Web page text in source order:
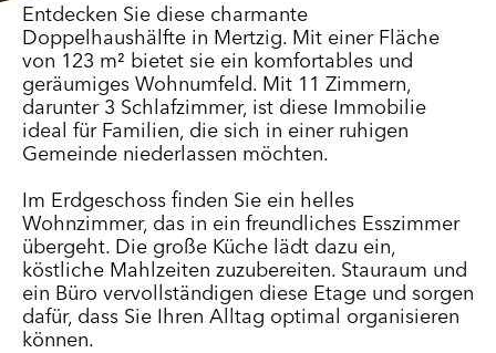
Entdecken Sie diese charmante
Doppelhaushälfte in Mertzig. Mit einer Fläche
von 123 m² bietet sie ein komfortables und
geräumiges Wohnumfeld. Mit 11 Zimmern,
darunter 3 Schlafzimmer, ist diese Immobilie
ideal für Familien, die sich in einer ruhigen
Gemeinde niederlassen möchten.
Im Erdgeschoss finden Sie ein helles
Wohnzimmer, das in ein freundliches Esszimmer
übergeht. Die große Küche lädt dazu ein,
köstliche Mahlzeiten zuzubereiten. Stauraum und
ein Büro vervollständigen diese Etage und sorgen
dafür, dass Sie Ihren Alltag optimal organisieren
können.